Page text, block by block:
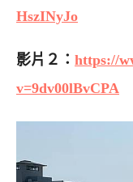
HszINyJo
影片２： https://
v=9dv00lBvCPA